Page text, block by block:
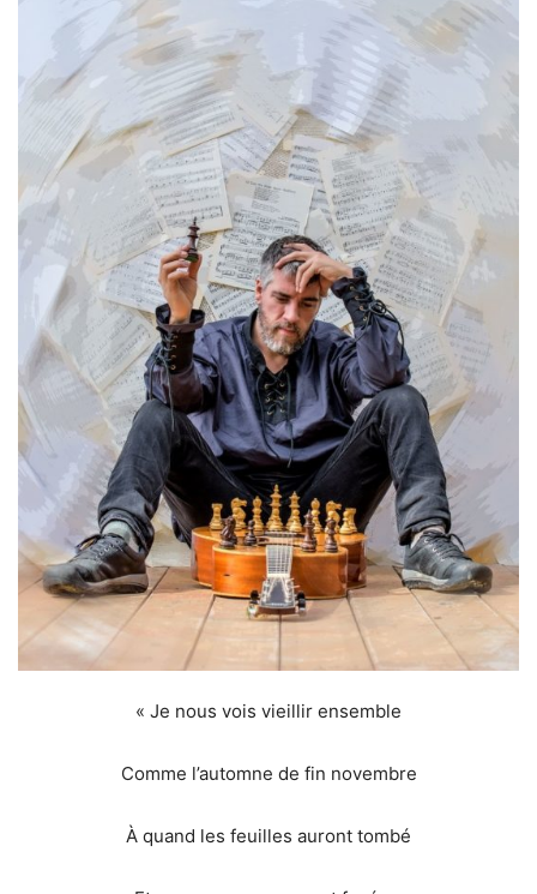
« Je nous vois vieillir ensemble
Comme l’automne de fin novembre
À quand les feuilles auront tombé